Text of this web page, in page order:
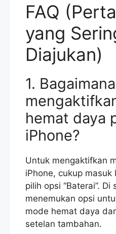
FAQ
yang
Diajukan)
1.
hemat daya
iPhone?
Untuk mengaktifkan
iPhone, cukup
pilih opsi “Baterai”.
menemukan opsi
mode hemat daya
setelan tambahan.